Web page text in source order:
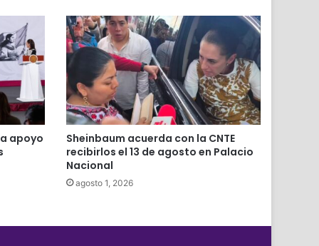
apoyo
Sheinbaum acuerda con la CNTE
recibirlos el 13 de agosto en Palacio
Nacional
agosto 1, 2026